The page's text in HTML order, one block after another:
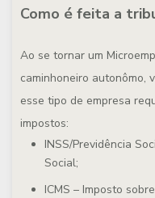
Como é feita a
Ao se tornar um
caminhoneiro autonômo,
esse tipo de empresa
impostos:
INSS/Previdência
Social;
ICMS – Imposto